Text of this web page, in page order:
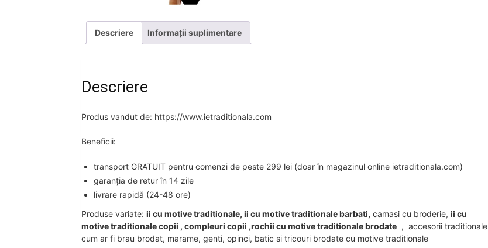
Descriere Informații suplimentare
Descriere
Produs vandut de: https://www.ietraditionala.com
Beneficii:
transport GRATUIT pentru comenzi de peste 299 lei (doar în magazinul online ietraditionala.com)
garanția de retur în 14 zile
livrare rapidă (24-48 ore)
Produse variate: ii cu motive traditionale, ii cu motive traditionale barbati, camasi cu broderie, ii cu
motive traditionale copii , compleuri copii ,rochii cu motive traditionale brodate , accesorii traditionale
cum ar fi brau brodat, marame, genti, opinci, batic si tricouri brodate cu motive traditionale